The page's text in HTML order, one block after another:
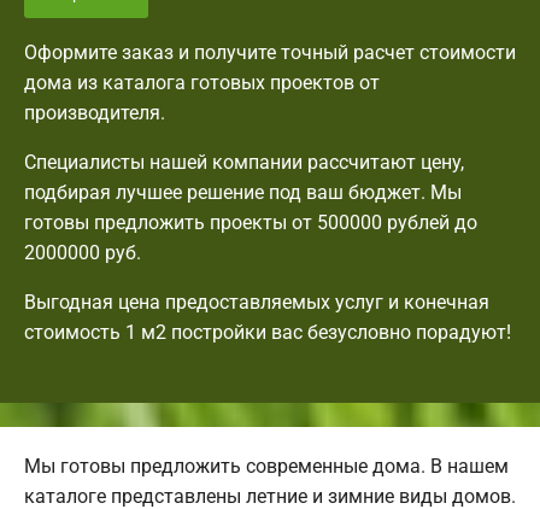
Оформите заказ и получите точный расчет стоимости
дома из каталога готовых проектов от
производителя.
Специалисты нашей компании рассчитают цену,
подбирая лучшее решение под ваш бюджет. Мы
готовы предложить проекты от 500000 рублей до
2000000 руб.
Выгодная цена предоставляемых услуг и конечная
стоимость 1 м2 постройки вас безусловно порадуют!
Мы готовы предложить современные дома. В нашем
каталоге представлены летние и зимние виды домов.